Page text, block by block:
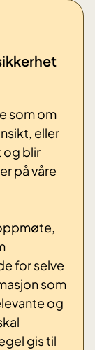
som om
eller
og blir
på våre
for selve
som
og
gis til